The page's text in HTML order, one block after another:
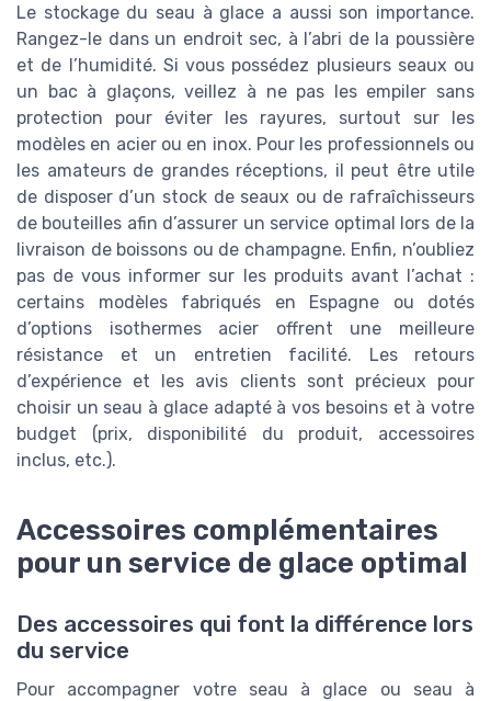
Le stockage du seau à glace a aussi son importance.
Rangez-le dans un endroit sec, à l’abri de la poussière
et de l’humidité. Si vous possédez plusieurs seaux ou
un bac à glaçons, veillez à ne pas les empiler sans
protection pour éviter les rayures, surtout sur les
modèles en acier ou en inox. Pour les professionnels ou
les amateurs de grandes réceptions, il peut être utile
de disposer d’un stock de seaux ou de rafraîchisseurs
de bouteilles afin d’assurer un service optimal lors de la
livraison de boissons ou de champagne. Enfin, n’oubliez
pas de vous informer sur les produits avant l’achat :
certains modèles fabriqués en Espagne ou dotés
d’options isothermes acier offrent une meilleure
résistance et un entretien facilité. Les retours
d’expérience et les avis clients sont précieux pour
choisir un seau à glace adapté à vos besoins et à votre
budget (prix, disponibilité du produit, accessoires
inclus, etc.).
Accessoires complémentaires
pour un service de glace optimal
Des accessoires qui font la différence lors
du service
Pour accompagner votre seau à glace ou seau à